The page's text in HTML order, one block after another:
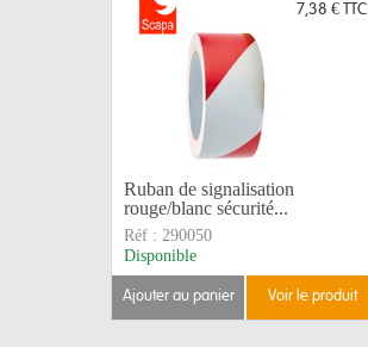
7,38 € TTC
Ruban de signalisation
rouge/blanc sécurité...
Réf : 290050
Disponible
ajouter au panier voir le produit